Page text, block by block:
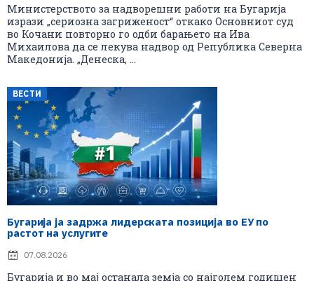
Министерството за надворешни работи на Бугарија
изрази „сериозна загриженост“ откако Основниот суд
во Кочани повторно го одби барањето на Ива
Михаилова да се лекува надвор од Република Северна
Македонија. „Денеска, ...
ВЕСТИ
Бугарија ја задржа лидерската позиција во ЕУ по
растот на услугите
07.08.2026
Бугарија и во мај останала земја со најголем годишен